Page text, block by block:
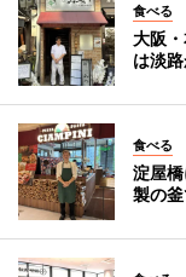
食べる
大阪
は淡
食べる
淀屋
製の